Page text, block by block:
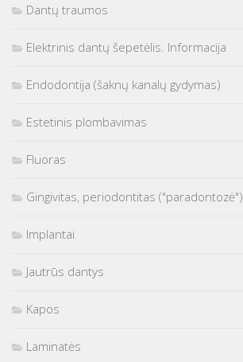
Dantų traumos
Elektrinis dantų šepetėlis. Informacija
Endodontija (šaknų kanalų gydymas)
Estetinis plombavimas
Fluoras
Gingivitas, periodontitas ("paradontozė")
Implantai
Jautrūs dantys
Kapos
Laminatės